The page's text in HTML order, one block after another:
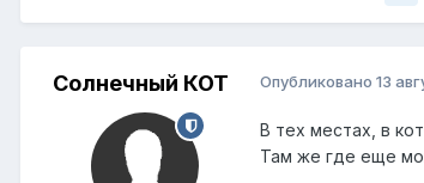
Солнечный КОТ Опубликовано 13
В тех местах, в
Там же где еще